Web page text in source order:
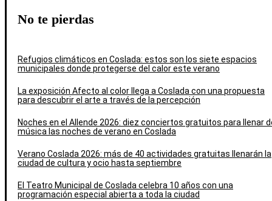
No te pierdas
Refugios climáticos en Coslada: estos son los siete espacios
municipales donde protegerse del calor este verano
La exposición Afecto al color llega a Coslada con una propuesta
para descubrir el arte a través de la percepción
Noches en el Allende 2026: diez conciertos gratuitos para llenar
música las noches de verano en Coslada
Verano Coslada 2026: más de 40 actividades gratuitas llenarán la
ciudad de cultura y ocio hasta septiembre
El Teatro Municipal de Coslada celebra 10 años con una
programación especial abierta a toda la ciudad